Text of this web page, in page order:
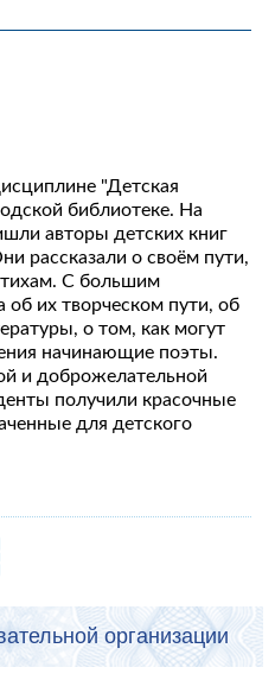
"Детская
библиотеке. На
авторы детских книг
рассказали о своём пути,
С большим
об их творческом пути, об
о том, как могут
начинающие поэты.
и доброжелательной
получили красочные
для детского
организации